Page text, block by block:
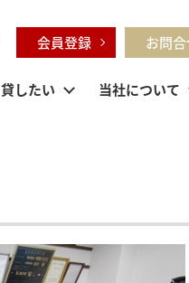
会員登録 お問
貸したい 当社について